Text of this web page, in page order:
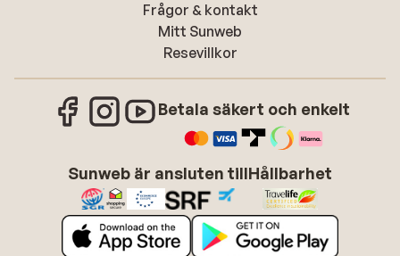
Frågor & kontakt
Mitt Sunweb
Resevillkor
Betala säkert och enkelt
Sunweb är ansluten tillHållbarhet